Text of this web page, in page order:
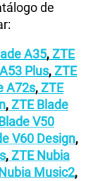
de
A35,ZTE
Plus,ZTE
A72s,ZTE
,ZTE Blade
V50
V60 Design,
,ZTE Nubia
Music2,